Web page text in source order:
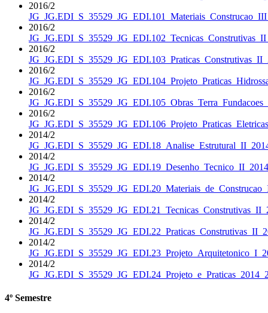
2016/2
2016/2
2016/2
2016/2
2016/2
2016/2
2014/2
2014/2
2014/2
2014/2
2014/2
2014/2
2014/2
4º Semestre